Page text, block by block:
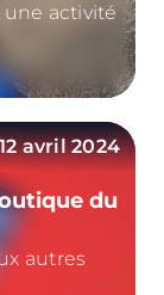
une activité
Gênes de
Piano
avril 2024
du
autres